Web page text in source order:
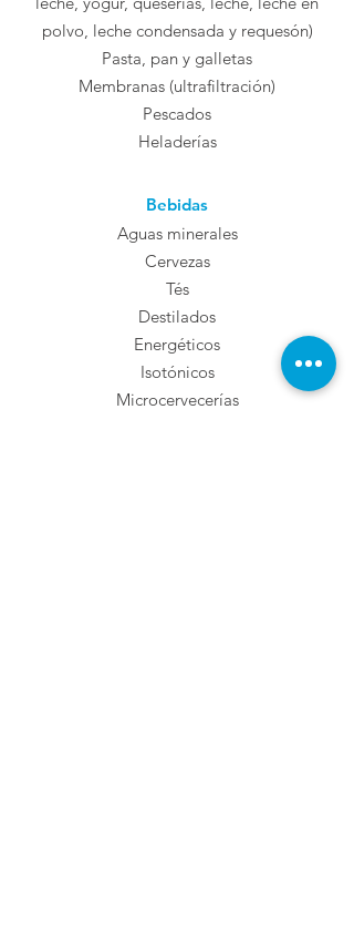
polvo, leche condensada y requesón)
Pasta, pan y galletas
Membranas (ultrafiltración)
Pescados
Heladerías
Bebidas
Aguas minerales
Cervezas
Tés
Destilados
Energéticos
Isotónicos
Microcervecerías